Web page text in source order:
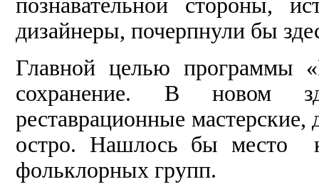
познавательной стороны,
дизайнеры, почерпнули бы
Главной целью программы
сохранение. В новом
реставрационные
остро. Нашлось бы место
фольклорных групп.